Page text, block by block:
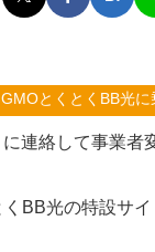
とくとくBB光
連絡して事業者
くBB光の特設サ